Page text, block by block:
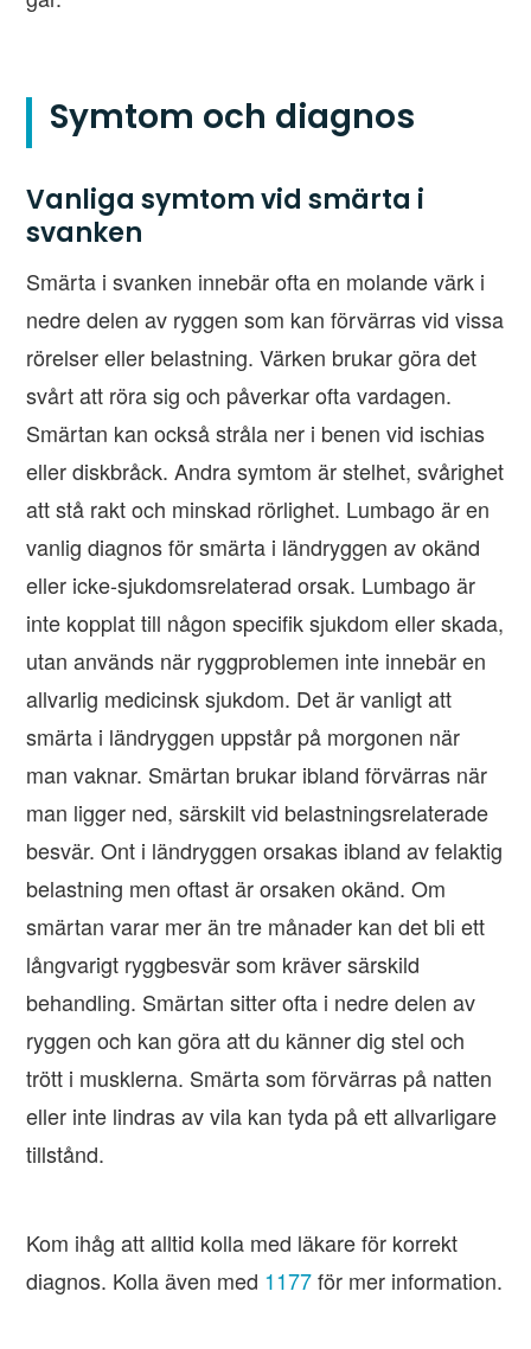
Symtom och diagnos
Vanliga symtom vid smärta i
svanken
Smärta i svanken innebär ofta en molande värk i
nedre delen av ryggen som kan förvärras vid vissa
rörelser eller belastning. Värken brukar göra det
svårt att röra sig och påverkar ofta vardagen.
Smärtan kan också stråla ner i benen vid ischias
eller diskbråck. Andra symtom är stelhet, svårighet
att stå rakt och minskad rörlighet. Lumbago är en
vanlig diagnos för smärta i ländryggen av okänd
eller icke-sjukdomsrelaterad orsak. Lumbago är
inte kopplat till någon specifik sjukdom eller skada,
utan används när ryggproblemen inte innebär en
allvarlig medicinsk sjukdom. Det är vanligt att
smärta i ländryggen uppstår på morgonen när
man vaknar. Smärtan brukar ibland förvärras när
man ligger ned, särskilt vid belastningsrelaterade
besvär. Ont i ländryggen orsakas ibland av felaktig
belastning men oftast är orsaken okänd. Om
smärtan varar mer än tre månader kan det bli ett
långvarigt ryggbesvär som kräver särskild
behandling. Smärtan sitter ofta i nedre delen av
ryggen och kan göra att du känner dig stel och
trött i musklerna. Smärta som förvärras på natten
eller inte lindras av vila kan tyda på ett allvarligare
tillstånd.
Kom ihåg att alltid kolla med läkare för korrekt
diagnos. Kolla även med 1177för mer information.